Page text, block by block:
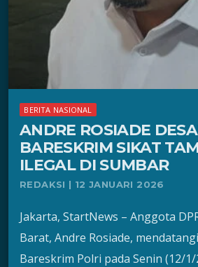
BERITA NASIONAL
ANDRE ROSIADE
BARESKRIM SIKAT
ILEGAL DI SUMBAR
REDAKSI | 12 JANUARI 2026
Jakarta, StartNews – Anggota
Barat, Andre Rosiade,
Bareskrim Polri pada Senin (12/1/